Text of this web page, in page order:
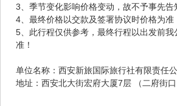
3、季节变化影响价格变动，故不予事先告
4、最终价格以交款及签署协议时价格为准
5、此行程仅供参考，最终行程以出发前我
准！
单位名称：西安新旅国际旅行社有限责任
地址：西安北大街宏府大厦7层 （二府街口